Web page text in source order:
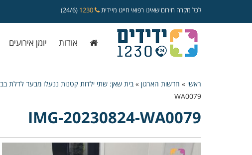
לכל מקרה חירום שאינו רפואי חייגו מיידית (24/6)
אודות יומן אירועים
ראשי » חדשות הארגון » בית שאן: שתי ילדות קטנות ננעלו מבעד לדלת
WA0079
IMG-20230824-WA0079